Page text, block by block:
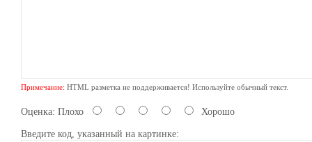
Примечание: HTML разметка не поддерживается! Используйте обычный текст.
Оценка: Плохо Хорошо
Введите код, указанный на картинке: